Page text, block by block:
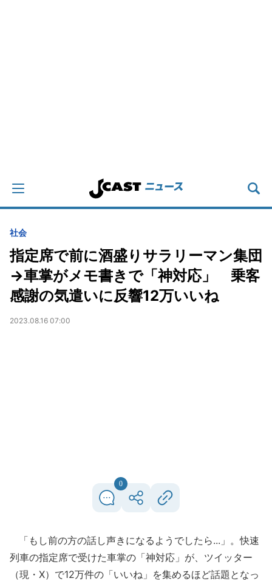
社会
指定席で前に酒盛りサラリーマン集団
→車掌がメモ書きで「神対応」 乗客
感謝の気遣いに反響12万いいね
2023.08.16 07:00
0
「もし前の方の話し声きになるようでしたら...」。快速
列車の指定席で受けた車掌の「神対応」が、ツイッター
（現・X）で12万件の「いいね」を集めるほど話題となっ